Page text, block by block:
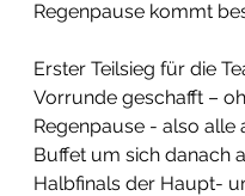
Regenpause kommt
Erster Teilsieg für die
Vorrunde geschafft –
Regenpause - also alle
Buffet um sich danach
Halbfinals der Haupt-